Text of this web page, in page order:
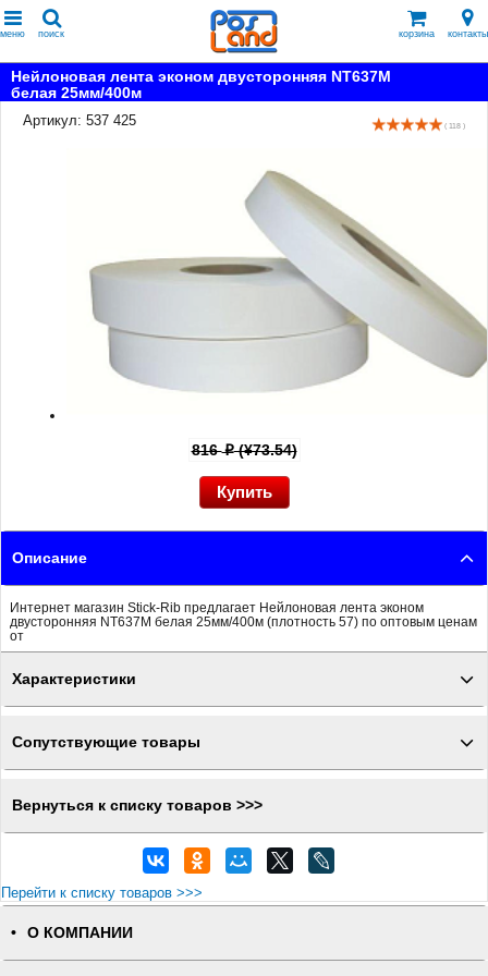
меню поиск корзина контакты
Нейлоновая лента эконом двусторонняя NT637M
белая 25мм/400м
Артикул: 537 425
( 118 )
816p(¥73.54)
Описание
Интернет магазин Stick-Rib предлагает Нейлоновая лента эконом
двусторонняя NT637M белая 25мм/400м (плотность 57) по оптовым ценам
от
Характеристики
Сопутствующие товары
Вернуться к списку товаров >>>
Перейти к списку товаров >>>
О КОМПАНИИ